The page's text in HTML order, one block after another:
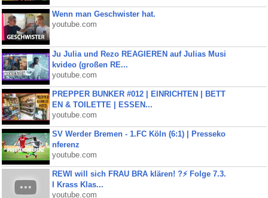
Wenn man Geschwister hat.
youtube.com
Ju Julia und Rezo REAGIEREN auf Julias Musi
kvideo (großen RE...
youtube.com
PREPPER BUNKER #012 | EINRICHTEN | BETT
EN & TOILETTE | ESSEN...
youtube.com
SV Werder Bremen - 1.FC Köln (6:1) | Presseko
nferenz
youtube.com
REWI will sich FRAU BRA klären! ?⚡️ Folge 7.3.
I Krass Klas...
youtube.com